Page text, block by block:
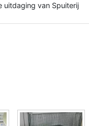
uitdaging van Spuiterij